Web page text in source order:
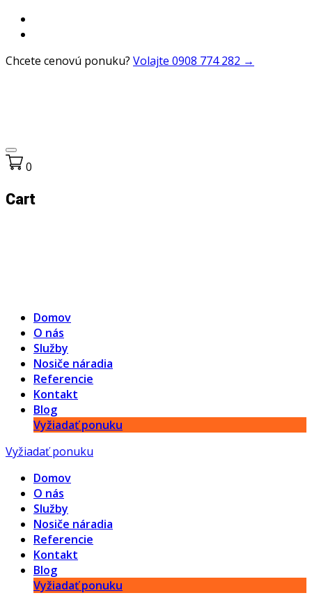
Chcete cenovú ponuku? Volajte 0908 774 282 →
0
Cart
Domov
O nás
Služby
Nosiče náradia
Referencie
Kontakt
Blog
Vyžiadať ponuku
Vyžiadať ponuku
Domov
O nás
Služby
Nosiče náradia
Referencie
Kontakt
Blog
Vyžiadať ponuku